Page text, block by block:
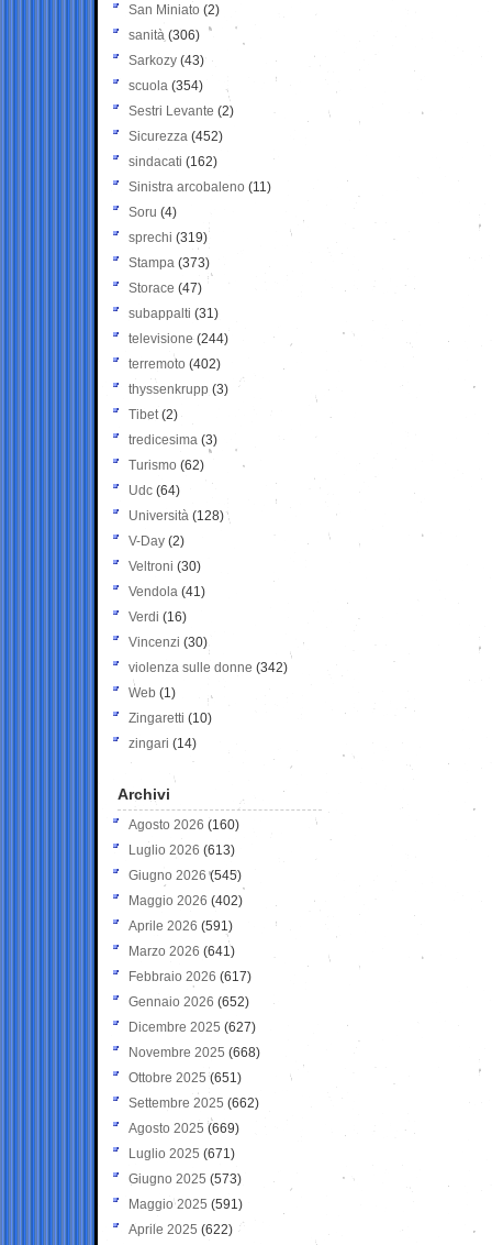
San Miniato (2)
sanità (306)
Sarkozy (43)
scuola (354)
Sestri Levante (2)
Sicurezza (452)
sindacati (162)
Sinistra arcobaleno (11)
Soru (4)
sprechi (319)
Stampa (373)
Storace (47)
subappalti (31)
televisione(244)
terremoto (402)
thyssenkrupp (3)
Tibet(2)
tredicesima (3)
Turismo (62)
Udc (64)
Università (128)
V-Day (2)
Veltroni (30)
Vendola (41)
Verdi (16)
Vincenzi (30)
violenza sulle donne (342)
Web (1)
Zingaretti (10)
zingari (14)
Archivi
Agosto 2026 (160)
Luglio 2026 (613)
Giugno 2026 (545)
Maggio 2026 (402)
Aprile 2026 (591)
Marzo 2026 (641)
Febbraio 2026 (617)
Gennaio 2026 (652)
Dicembre 2025 (627)
Novembre 2025 (668)
Ottobre 2025 (651)
Settembre 2025 (662)
Agosto 2025 (669)
Luglio 2025 (671)
Giugno 2025 (573)
Maggio 2025 (591)
Aprile 2025 (622)